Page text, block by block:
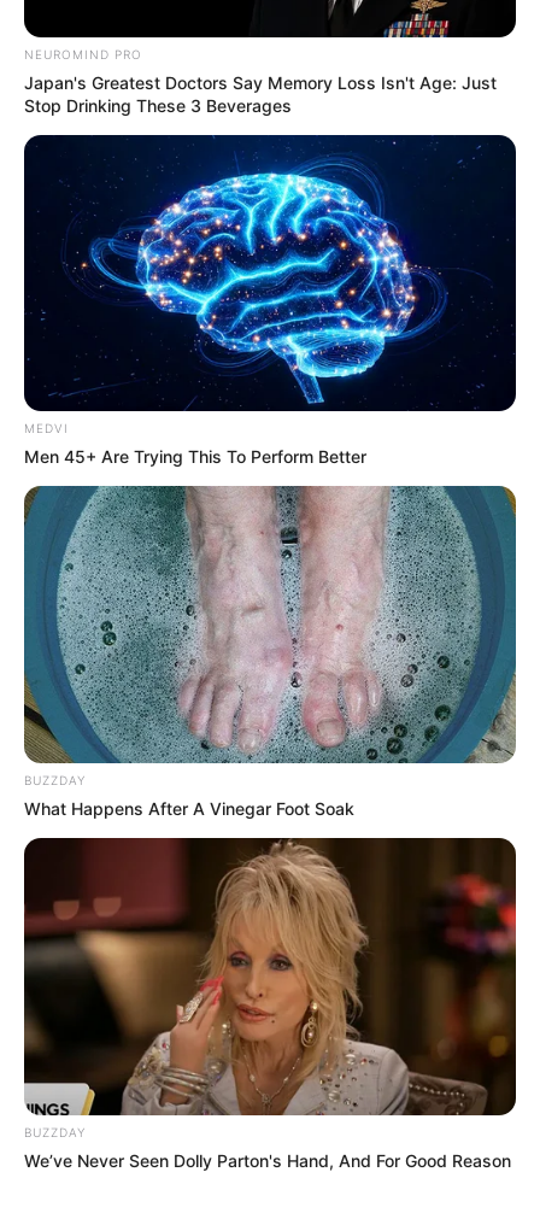
NEUROMIND PRO
Japan's Greatest Doctors Say Memory Loss Isn't Age: Just
Stop Drinking These 3 Beverages
MEDVI
Men 45+ Are Trying This To Perform Better
BUZZDAY
What Happens After A Vinegar Foot Soak
BUZZDAY
We’ve Never Seen Dolly Parton's Hand, And For Good Reason